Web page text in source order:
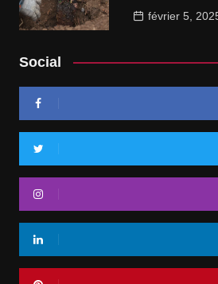
février 5,
Social